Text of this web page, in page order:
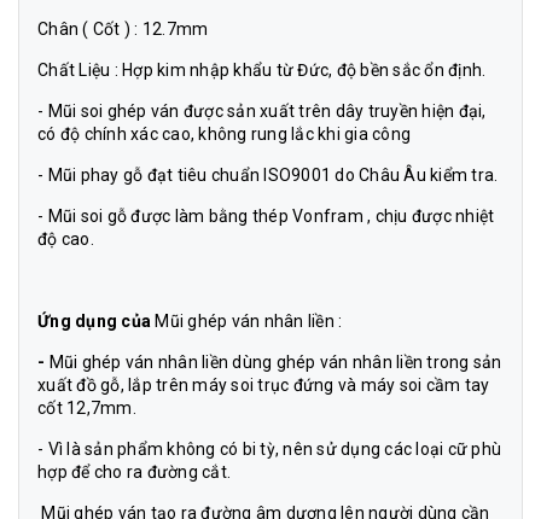
Chân ( Cốt ) : 12.7mm
Chất Liệu : Hợp kim nhập khẩu từ Đức, độ bền sắc ổn định.
- Mũi soi ghép ván được sản xuất trên dây truyền hiện đại,
có độ chính xác cao, không rung lắc khi gia công
- Mũi phay gỗ đạt tiêu chuẩn ISO9001 do Châu Âu kiểm tra.
- Mũi soi gỗ được làm bằng thép Vonfram , chịu được nhiệt
độ cao.
Ứng dụng của Mũi ghép ván nhân liền :
- Mũi ghép ván nhân liền dùng ghép ván nhân liền trong sản
xuất đồ gỗ, lắp trên máy soi trục đứng và máy soi cầm tay
cốt 12,7mm.
- Vì là sản phẩm không có bi tỳ, nên sử dụng các loại cữ phù
hợp để cho ra đường cắt.
Mũi ghép ván tạo ra đường âm dương lên người dùng cần